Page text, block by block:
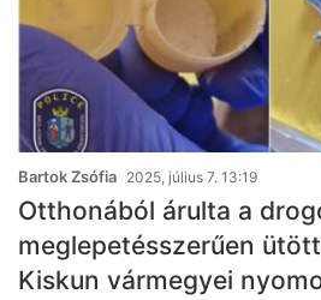
Bartok Zsófia 2025, július 7. 13:19
Otthonából árulta a
meglepetésszerűen
Kiskun vármegyei